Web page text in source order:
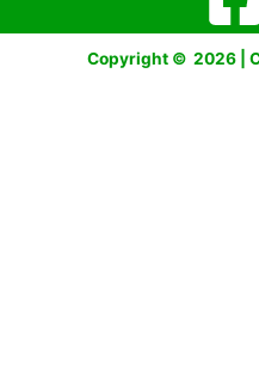
Copyright © 2026 |